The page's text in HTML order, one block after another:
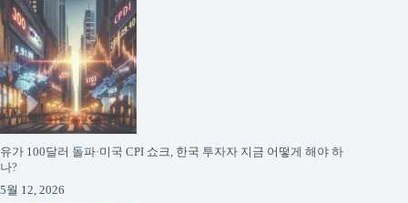
유가 100달러 돌파·미국 CPI 쇼크, 한국 투자자 지금 어떻게 해야 하
나?
5월 12, 2026